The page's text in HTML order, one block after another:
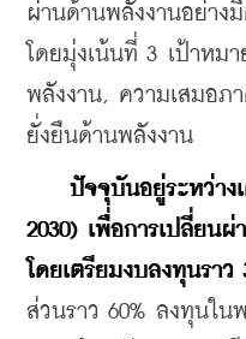
ผ่านด้านพลังงานอย่าง
โดยมุ่งเน้นที่ 3 เป้าหม
พลังงาน, ความเสมอภ
ยั่งยืนด้านพลังงาน
ปัจจุบันอยู่ระหว่าง
2030) เพื่อการเปลี่ยน
โดยเตรียมงบลงทุนรา
ส่วนราว 60% ลงทุนใน